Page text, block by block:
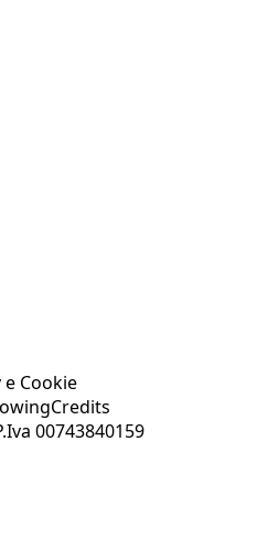
e Cookie
Credits
00743840159